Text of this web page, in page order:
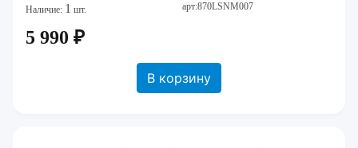
Наличие: 1 шт. арт:870LSNM007
5 990 ₽
В корзину